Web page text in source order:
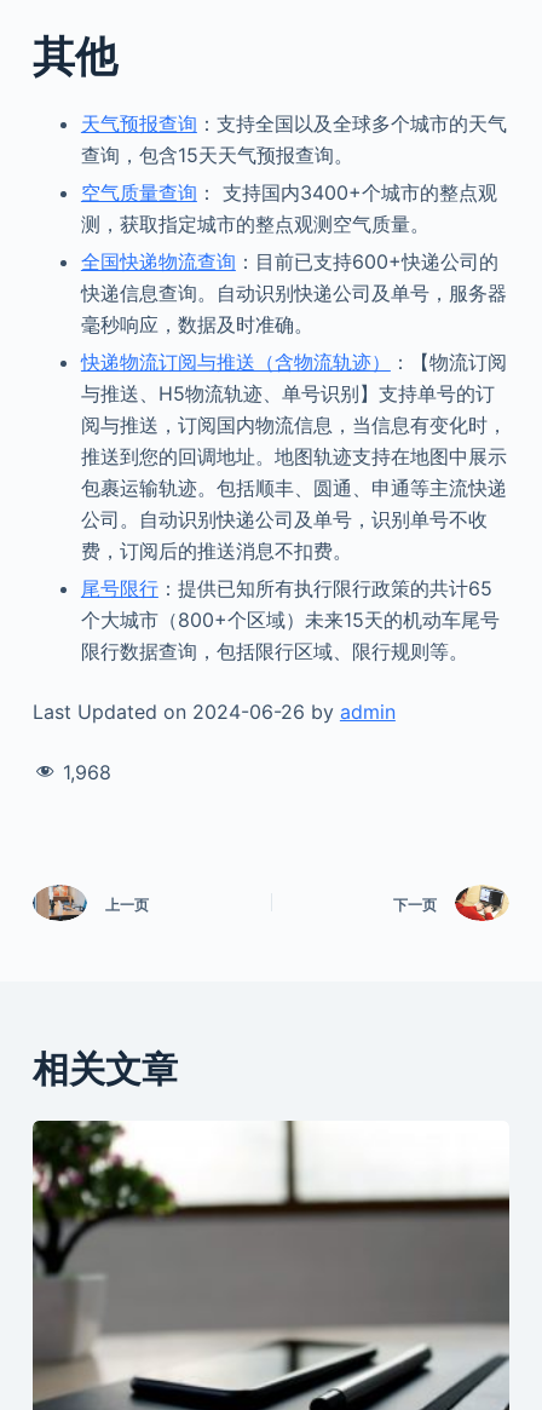
其他
天气预报查询 ：支持全国以及全球多个城市的天气
查询，包含15天天气预报查询。
空气质量查询 ： 支持国内3400+个城市的整点观
测，获取指定城市的整点观测空气质量。
全国快递物流查询 ：目前已支持600+快递公司的
快递信息查询。自动识别快递公司及单号，服务器
毫秒响应，数据及时准确。
快递物流订阅与推送（含物流轨迹）
：【物流订阅
与推送、H5物流轨迹、单号识别】支持单号的订
阅与推送，订阅国内物流信息，当信息有变化时，
推送到您的回调地址。地图轨迹支持在地图中展示
包裹运输轨迹。包括顺丰、圆通、申通等主流快递
公司。自动识别快递公司及单号，识别单号不收
费，订阅后的推送消息不扣费。
尾号限行：提供已知所有执行限行政策的共计65
个大城市（800+个区域）未来15天的机动车尾号
限行数据查询，包括限行区域、限行规则等。
Last Updated on 2024-06-26 by admin
1,968
上一页 下一页
相关文章